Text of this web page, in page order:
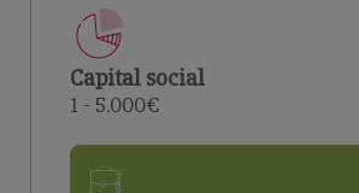
Capital social
1 - 5.000€